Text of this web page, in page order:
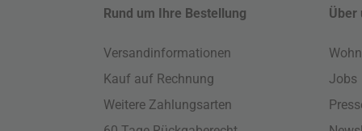
Rund um Ihre Bestellung
Versandinformationen
Kauf auf Rechnung
Weitere Zahlungsarten
Über
Jobs